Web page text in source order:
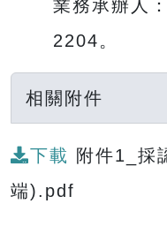
業務承辦人
2204。
相關附件
下載 附件1_採
端).pdf